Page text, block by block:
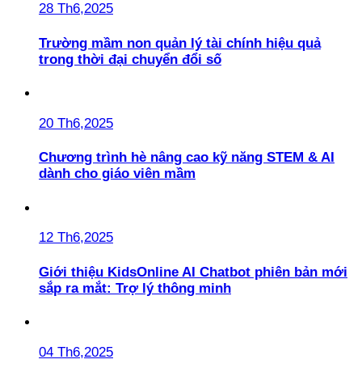
28 Th6,2025
Trường mầm non quản lý tài chính hiệu quả
trong thời đại chuyển đổi số
20 Th6,2025
Chương trình hè nâng cao kỹ năng STEM & AI
dành cho giáo viên mầm
12 Th6,2025
Giới thiệu KidsOnline AI Chatbot phiên bản mới
sắp ra mắt: Trợ lý thông minh
04 Th6,2025